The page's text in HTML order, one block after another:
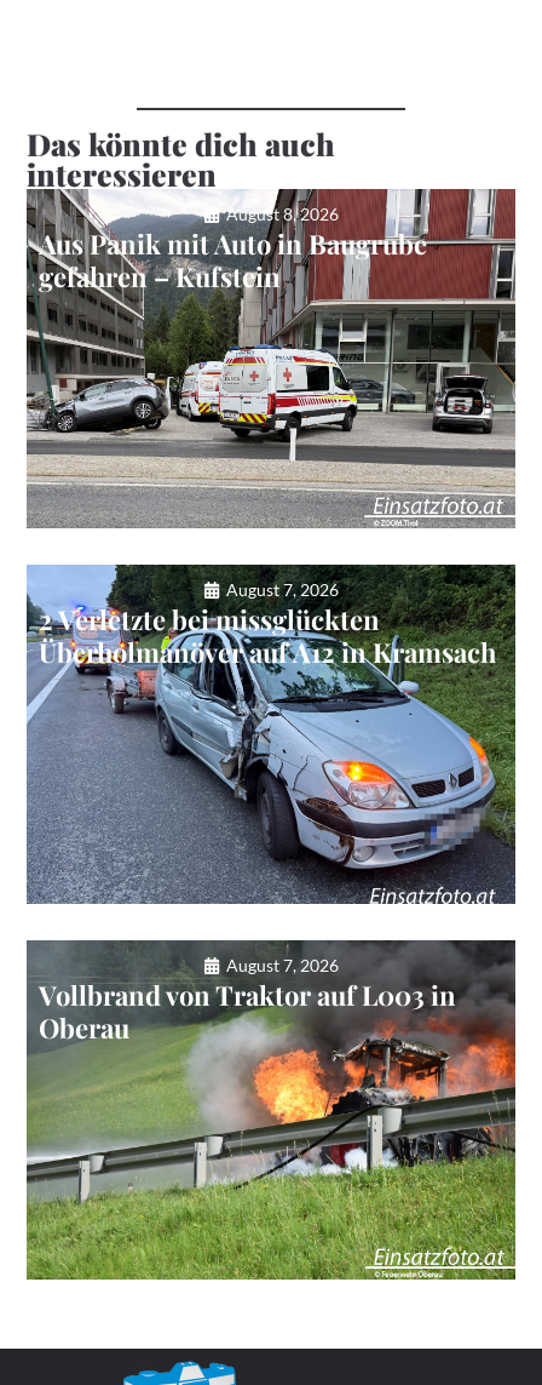
Das könnte dich auch
interessieren
August 8, 2026
Aus Panik mit Auto in Baugrube
gefahren – Kufstein
August 7, 2026
2 Verletzte bei missglückten
Überholmanöver auf A12 in Kramsach
August 7, 2026
Vollbrand von Traktor auf L003 in
Oberau